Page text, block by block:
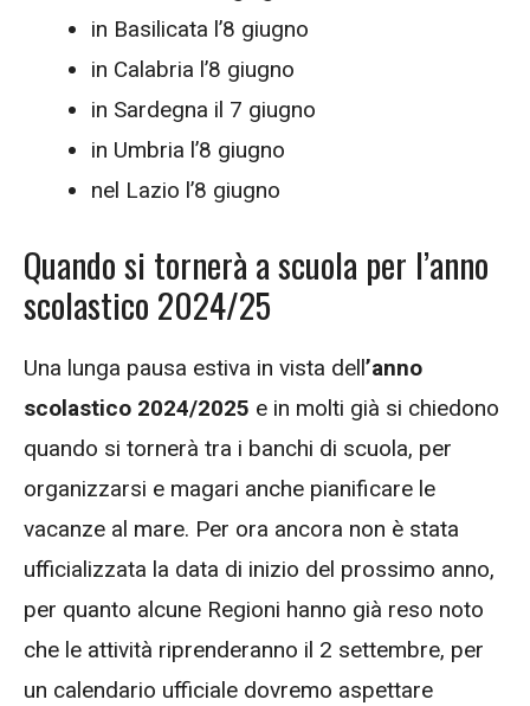
in Basilicata l’8 giugno
in Calabria l’8 giugno
in Sardegna il 7 giugno
in Umbria l’8 giugno
nel Lazio l’8 giugno
Quando si tornerà a scuola per l’anno
scolastico 2024/25
Una lunga pausa estiva in vista dell’anno
scolastico 2024/2025 e in molti già si chiedono
quando si tornerà tra i banchi di scuola, per
organizzarsi e magari anche pianificare le
vacanze al mare. Per ora ancora non è stata
ufficializzata la data di inizio del prossimo anno,
per quanto alcune Regioni hanno già reso noto
che le attività riprenderanno il 2 settembre, per
un calendario ufficiale dovremo aspettare